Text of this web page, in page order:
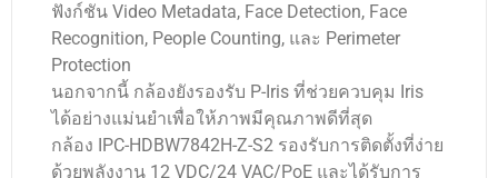
ฟังก์ชัน Video Metadata, Face Detection, Face
Recognition, People Counting, และ Perimeter
Protection
นอกจากนี้ กล้องยังรองรับ P-Iris ที่ช่วยควบคุม Iris
ได้อย่างแม่นยำเพื่อให้ภาพมีคุณภาพดีที่สุด
กล้อง IPC-HDBW7842H-Z-S2 รองรับการติดตั้งที่ง่าย
ด้วยพลังงาน 12 VDC/24 VAC/PoE และได้รับการ